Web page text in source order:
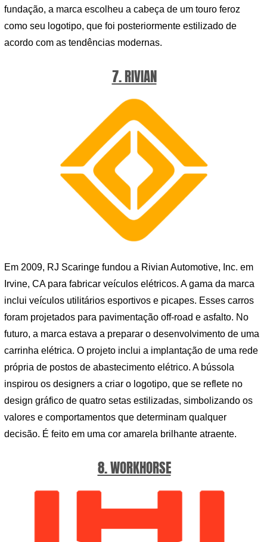
fundação, a marca escolheu a cabeça de um touro feroz
como seu logotipo, que foi posteriormente estilizado de
acordo com as tendências modernas.
7. RIVIAN
Em 2009, RJ Scaringe fundou a Rivian Automotive, Inc. em
Irvine, CA para fabricar veículos elétricos. A gama da marca
inclui veículos utilitários esportivos e picapes. Esses carros
foram projetados para pavimentação off-road e asfalto. No
futuro, a marca estava a preparar o desenvolvimento de uma
carrinha elétrica. O projeto inclui a implantação de uma rede
própria de postos de abastecimento elétrico. A bússola
inspirou os designers a criar o logotipo, que se reflete no
design gráfico de quatro setas estilizadas, simbolizando os
valores e comportamentos que determinam qualquer
decisão. É feito em uma cor amarela brilhante atraente.
8. WORKHORSE